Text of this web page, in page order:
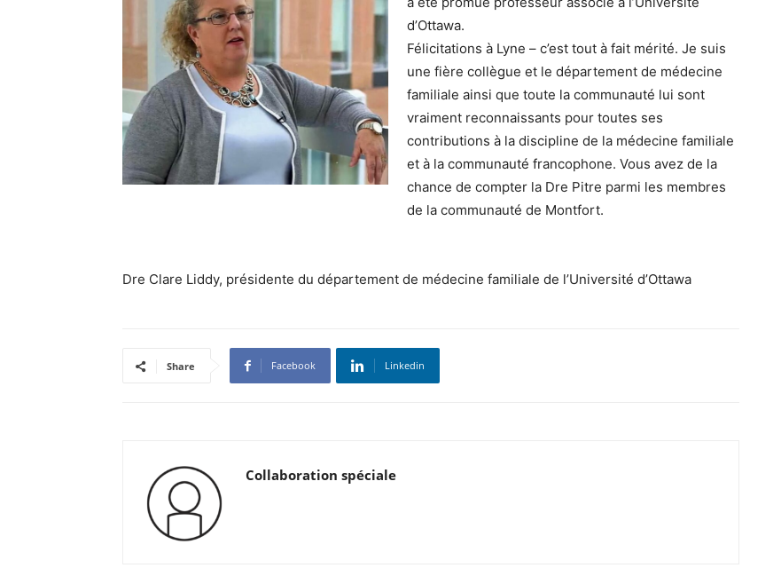
d’Ottawa.
Félicitations à Lyne – c’est tout à fait mérité. Je suis
une fière collègue et le département de médecine
familiale ainsi que toute la communauté lui sont
vraiment reconnaissants pour toutes ses
contributions à la discipline de la médecine familiale
et à la communauté francophone. Vous avez de la
chance de compter la Dre Pitre parmi les membres
de la communauté de Montfort.
Dre Clare Liddy, présidente du département de médecine familiale de l’Université d’Ottawa
Share Facebook Linkedin
Collaboration spéciale